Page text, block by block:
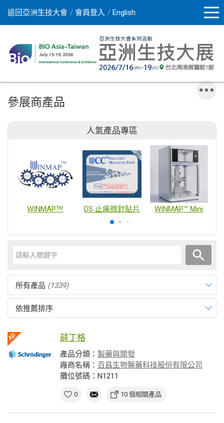
返回亞洲生技大會 會員登入 English
參展商產品
人氣產品專區
WINMAPᵀᴹ DS 止痛微針貼片 WINMAP™ Mini
所有產品 (1339)
依推薦排序
薛丁格
產品分類： 製藥與開發
廠商名稱： 百昌生物醫藥科技股份有限公司
攤位號碼：N1211
0 10 個相關產品